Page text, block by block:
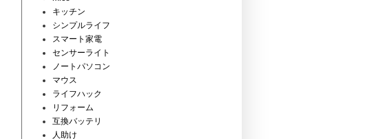
キッチン
シンプルライフ
スマート家電
センサーライト
ノートパソコン
マウス
ライフハック
リフォーム
互換バッテリ
人助け